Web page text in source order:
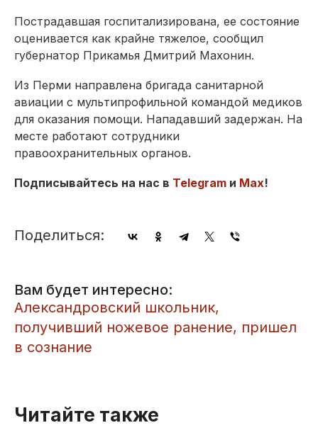
Пострадавшая госпитализирована, ее состояние
оценивается как крайне тяжелое, сообщил
губернатор Прикамья Дмитрий Махонин.
Из Перми направлена бригада санитарной
авиации с мультипрофильной командой медиков
для оказания помощи. Нападавший задержан. На
месте работают сотрудники
правоохранительных органов.
Подписывайтесь на нас в Telegram и Max!
Поделиться:
Вам будет интересно:
​Александровский школьник,
получивший ножевое ранение, пришел
в сознание
Читайте также